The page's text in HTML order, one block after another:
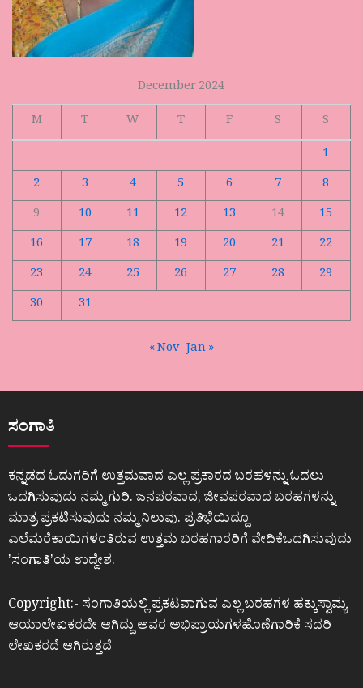
December 2024
M
T W T F S
S
1
2
3 4 5 6 7
8
9
10 11 12 13 14
15
16
17 18 19 20 21
22
23
24 25 26 27 28
29
30
31
« Nov Jan »
ಸಂಗಾತಿ
ಕನ್ನಡದ ಓದುಗರಿಗೆ ಉತ್ತಮವಾದ ಎಲ್ಲ ಪ್ರಕಾರದ ಬರಹಳನ್ನು ಓದಲು
ಒದಗಿಸುವುದು ನಮ್ಮ ಗುರಿ. ಜನಪರವಾದ, ಜೀವಪರವಾದ ಬರಹಗಳನ್ನು
ಮಾತ್ರ ಪ್ರಕಟಿಸುವುದು ನಮ್ಮ ನಿಲುವು. ಪ್ರತಿಭೆಯಿದ್ದೂ
ಎಲೆಮರೆಕಾಯಿಗಳಂತಿರುವ ಉತ್ತಮ ಬರಹಗಾರರಿಗೆ ವೇದಿಕೆಒದಗಿಸುವುದು
ʼಸಂಗಾತಿʼಯ ಉದ್ದೇಶ.
Copyright:- ಸಂಗಾತಿಯಲ್ಲಿ ಪ್ರಕಟವಾಗುವ ಎಲ್ಲ ಬರಹಗಳ ಹಕ್ಕುಸ್ವಾಮ್ಯ
ಆಯಾಲೇಖಕರದೇ ಆಗಿದ್ದು ಅವರ ಅಭಿಪ್ರಾಯಗಳಹೊಣೆಗಾರಿಕೆ ಸದರಿ
ಲೇಖಕರದೆ ಆಗಿರುತ್ತದೆ